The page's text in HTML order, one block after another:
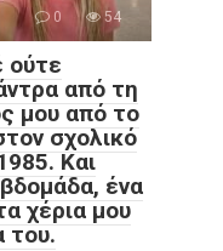
0 54
ούτε
από τη
μου από το
σχολικό
Και
ένα
χέρια μου
του.